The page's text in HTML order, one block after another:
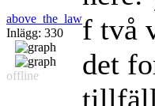
above_the_law
Inlägg: 330
offline
f två
det